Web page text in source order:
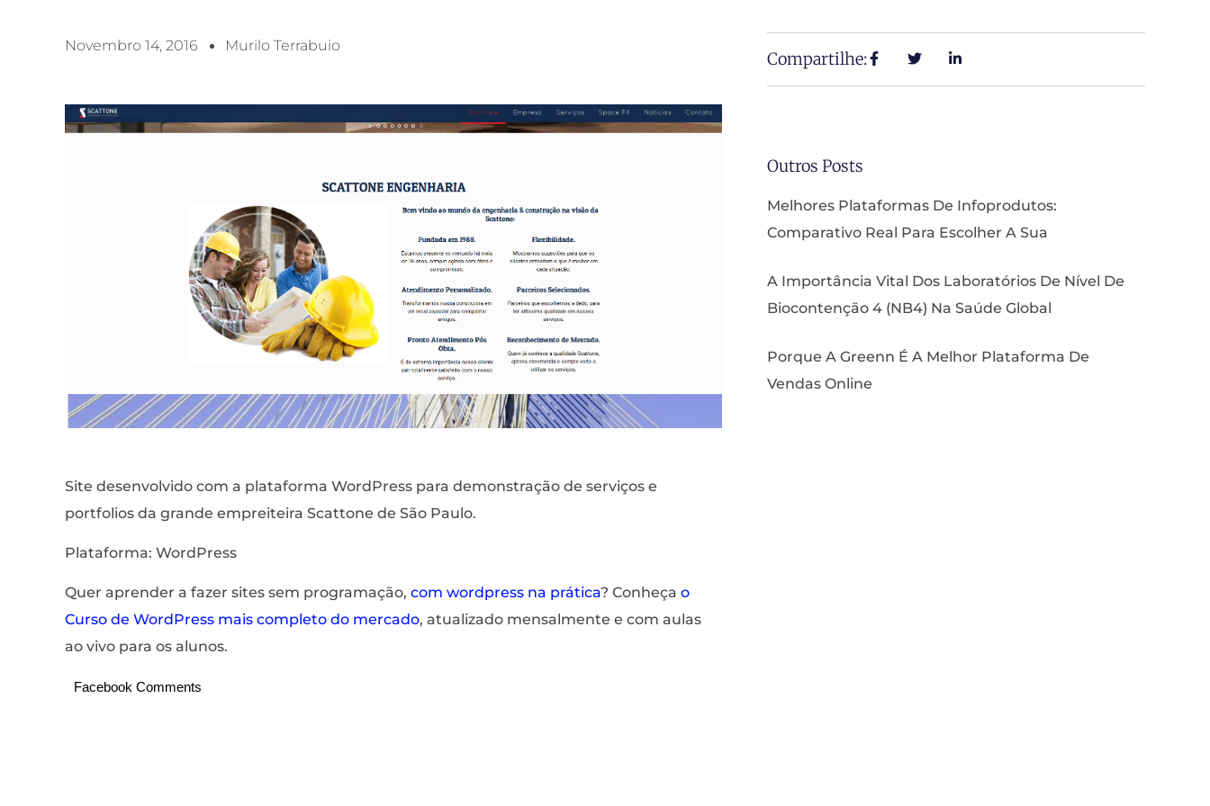
Novembro 14, 2016 Murilo Terrabuio
Site desenvolvido com a plataforma WordPress para demonstração de serviços e
portfolios da grande empreiteira Scattone de São Paulo.
Plataforma: WordPress
Quer aprender a fazer sites sem programação, com wordpress na prática? Conheça o
Curso de WordPress mais completo do mercado, atualizado mensalmente e com aulas
ao vivo para os alunos.
Facebook Comments
Compartilhe:
Outros Posts
Melhores Plataformas De Infoprodutos:
Comparativo Real Para Escolher A Sua
A Importância Vital Dos Laboratórios De Nível De
Biocontenção 4 (NB4) Na Saúde Global
Porque A Greenn É A Melhor Plataforma De
Vendas Online